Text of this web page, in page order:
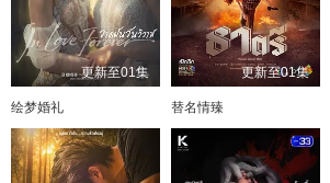
更新至01集
绘梦婚礼
更新至01集
替名情臻